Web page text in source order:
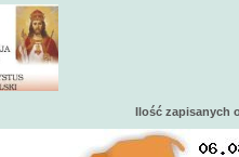
Ilość zapisanych